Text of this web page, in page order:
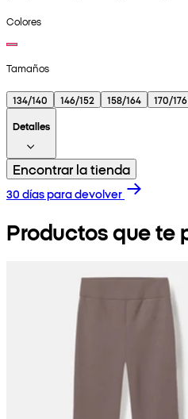
Colores
Tamaños
134/140 146/152 158/164
170/176
Detalles
Encontrar la tienda
30 días para devolver
Productos que te